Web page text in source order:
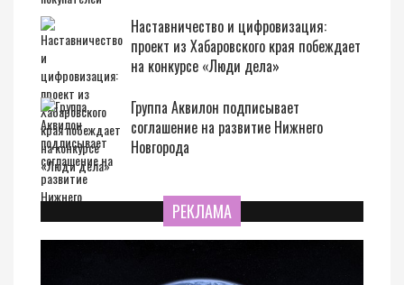
Наставничество и цифровизация:
проект из Хабаровского края побеждает
на конкурсе «Люди дела»
Группа Аквилон подписывает
соглашение на развитие Нижнего
Новгорода
РЕКЛАМА